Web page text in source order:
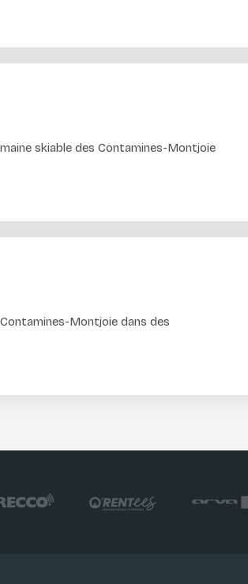
skiable des Contamines-Montjoie
Montjoie dans des